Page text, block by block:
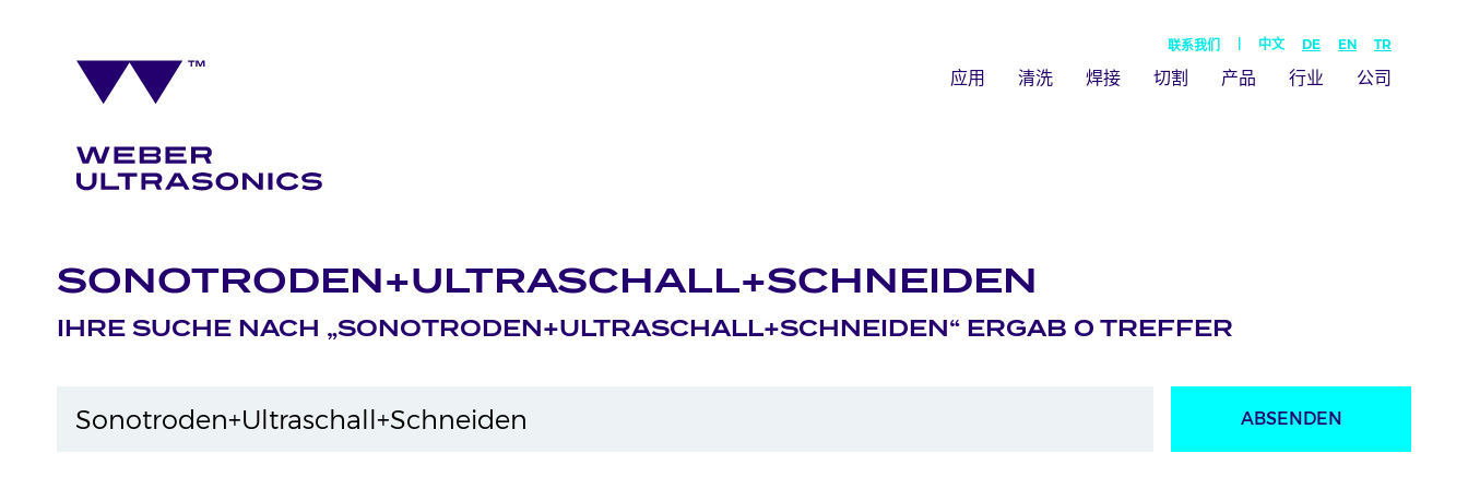
联系我们 中文 DE EN TR
应用 清洗 焊接 切割 产品 行业 公司
SONOTRODEN+ULTRASCHALL+SCHNEIDEN
IHRE SUCHE NACH „SONOTRODEN+ULTRASCHALL+SCHNEIDEN“ ERGAB 0 TREFFER
ABSENDEN